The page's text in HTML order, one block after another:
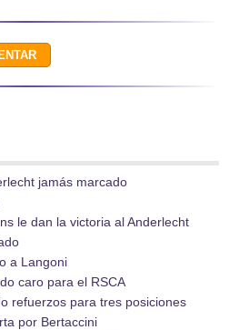
jamás marcado
le dan la victoria al Anderlecht
a Langoni
caro para el RSCA
refuerzos para tres posiciones
por Bertaccini